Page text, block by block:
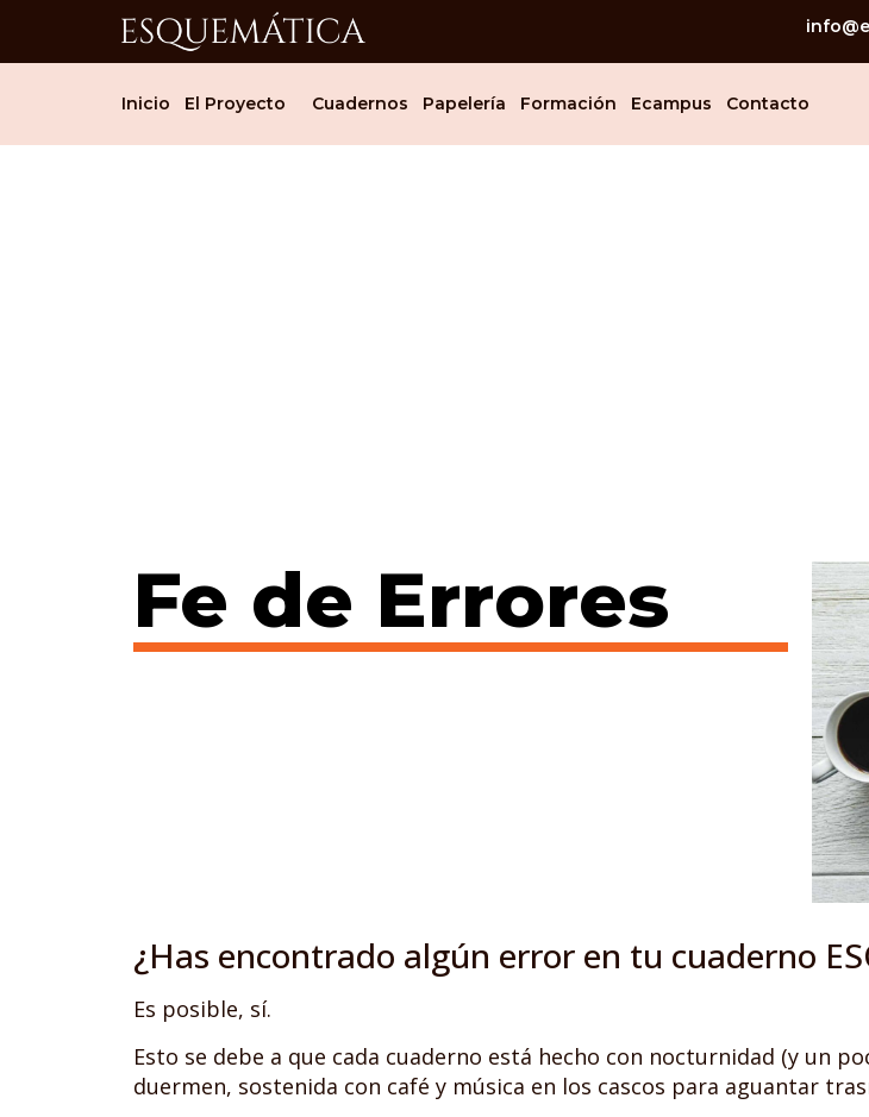
Inicio El Proyecto Cuadernos Papelería Formación Ecampus Contacto
Fe de Errores
¿Has encontrado algún error en tu cuaderno
Es posible, sí.
Esto se debe a que cada cuaderno está hecho con nocturnidad (y un
duermen, sostenida con café y música en los cascos para aguantar